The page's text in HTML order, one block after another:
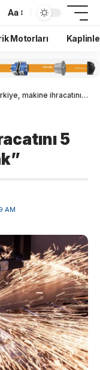
Aa
Motorları
makine ihracatını 5 yılda 2’ye katlayacak”
5
AM